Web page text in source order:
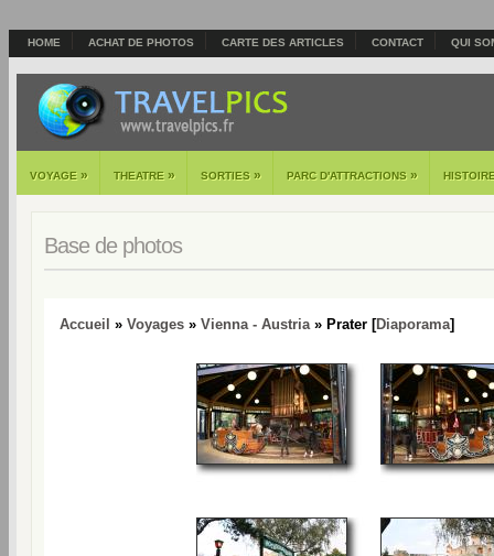
HOME ACHAT DE PHOTOS CARTE DES ARTICLES CONTACT QUI
VOYAGE » THEATRE » SORTIES » PARC D'ATTRACTIONS »
Base de photos
Accueil » Voyages » Vienna - Austria» Prater [Diaporama]